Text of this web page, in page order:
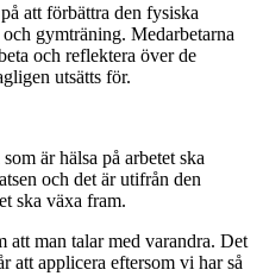
att förbättra den fysiska
gymträning. Medarbetarna
och reflektera över de
utsätts för.
är hälsa på arbetet ska
och det är utifrån den
ska växa fram.
att man talar med varandra. Det
att applicera eftersom vi har så